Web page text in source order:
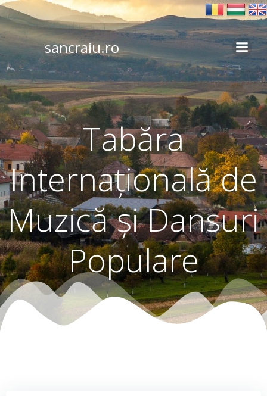
Skip
to
content
sancraiu.ro
Tabăra
Internațională de
Muzică și Dansuri
Populare